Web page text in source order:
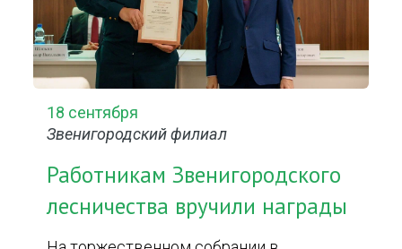
18 сентября
Звенигородский филиал
Работникам Звенигородского
лесничества вручили награды